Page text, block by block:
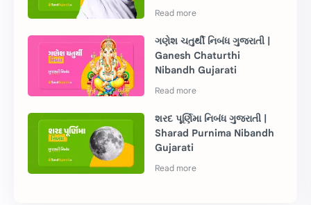
ગણેશ ચતુર્થી નિબંધ ગુજરાતી |
Ganesh Chaturthi
Nibandh Gujarati
શરદ પૂર્ણિમા નિબંધ ગુજરાતી |
Sharad Purnima Nibandh
Gujarati